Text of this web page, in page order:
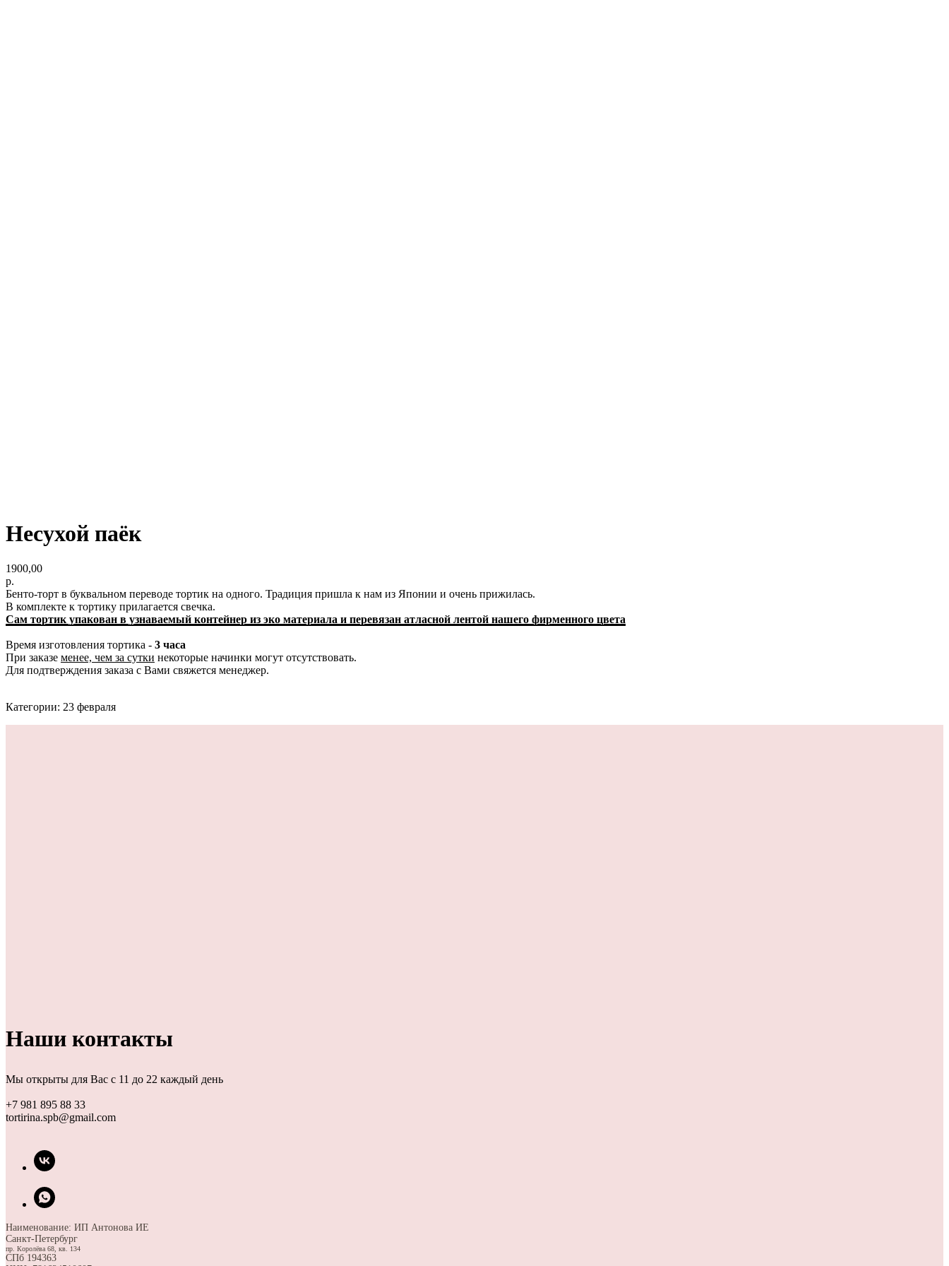
Несухой паёк
1900,00
р.
Бенто-торт в буквальном переводе тортик на одного. Традиция пришла к нам из Японии и очень прижилась.
В комплекте к тортику прилагается свечка.
Сам тортик упакован в узнаваемый контейнер из эко материала и перевязан атласной лентой нашего фирменного цвета
Время изготовления тортика - 3 часа
При заказе менее, чем за сутки некоторые начинки могут отсутствовать.
Для подтверждения заказа с Вами свяжется менеджер.
Категории: 23 февраля
Наши контакты
Мы открыты для Вас с 11 до 22 каждый день
+7 981 895 88 33
tortirina.spb@gmail.com
Наименование: ИП Антонова ИЕ
Санкт-Петербург
пр. Королёва 68, кв. 134
СПб 194363